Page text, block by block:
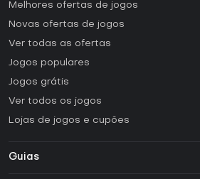
Melhores ofertas de jogos
Novas ofertas de jogos
Ver todas as ofertas
Jogos populares
Jogos grátis
Ver todos os jogos
Lojas de jogos e cupões
Guias